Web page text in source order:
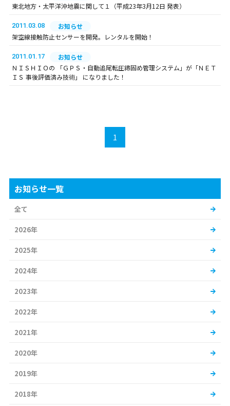
東北地方・太平洋沖地震に関して１（平成23年3月12日 発表）
2011.03.08
お知らせ
架空線接触防止センサーを開発。レンタルを開始！
2011.01.17
お知らせ
ＮＩＳＨＩＯの 「ＧＰＳ・自動追尾転圧締固め管理システム」が「ＮＥＴ
ＩＳ 事後評価済み技術」 になりました！
1
お知らせ一覧
全て
2026年
2025年
2024年
2023年
2022年
2021年
2020年
2019年
2018年